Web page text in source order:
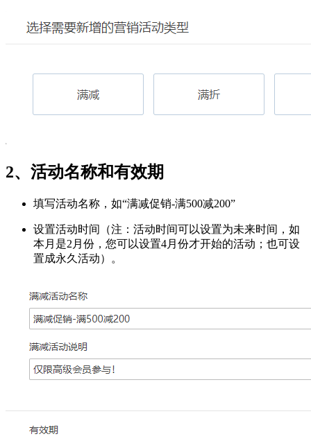
2、活动名称和有效期
填写活动名称，如“满减促销-满500减200”
设置活动时间（注：活动时间可以设置为未来时间，如
本月是2月份，您可以设置4月份才开始的活动；也可设
置成永久活动）。